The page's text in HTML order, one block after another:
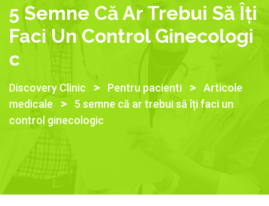
5 Semne Că Ar Trebui Să Îți
Faci Un Control Ginecologi
C
Discovery Clinic > Pentru pacienti >
Articole
medicale
>
5 semne că ar trebui să îți faci un
control ginecologic